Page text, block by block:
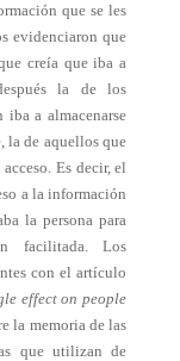
que se les
evidenciaron que
creía que iba a
la de los
a almacenarse
la de aquellos que
Es decir, el
a la información
la persona para
facilitada. Los
con el artículo
effect on people
la memoria de las
que utilizan de